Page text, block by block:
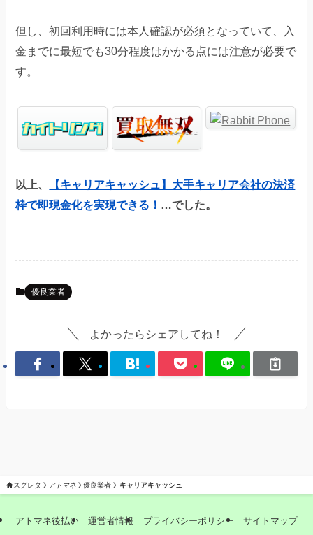
但し、初回利用時には本人確認が必須となっていて、入
金までに最短でも30分程度はかかる点には注意が必要で
す。
以上、
【キャリアキャッシュ】大手キャリア会社の決済
枠で即現金化を実現できる！ …でした。
優良業者
よかったらシェアしてね！
スグレタ アトマネ 優良業者 キャリアキャッシュ
アトマネ後払い 運営者情報 プライバシーポリシー サイトマップ